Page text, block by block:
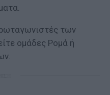
των
ομάδες Ρομά ή